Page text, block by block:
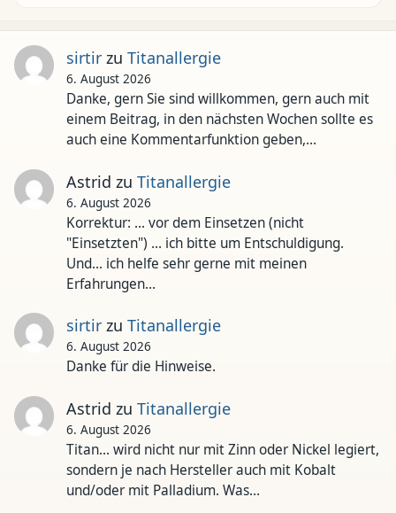
sirtirzu Titanallergie
6. August 2026
Danke, gern Sie sind willkommen, gern auch mit
einem Beitrag, in den nächsten Wochen sollte es
auch eine Kommentarfunktion geben,…
Astrid zu Titanallergie
6. August 2026
Korrektur: ... vor dem Einsetzen (nicht
"Einsetzten") ... ich bitte um Entschuldigung.
Und... ich helfe sehr gerne mit meinen
Erfahrungen…
sirtirzu Titanallergie
6. August 2026
Danke für die Hinweise.
Astrid zu Titanallergie
6. August 2026
Titan... wird nicht nur mit Zinn oder Nickel legiert,
sondern je nach Hersteller auch mit Kobalt
und/oder mit Palladium. Was…